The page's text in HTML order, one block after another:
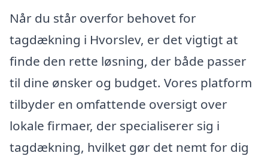
Når du står overfor behovet for
tagdækning i Hvorslev, er det vigtigt at
finde den rette løsning, der både passer
til dine ønsker og budget. Vores platform
tilbyder en omfattende oversigt over
lokale firmaer, der specialiserer sig i
tagdækning, hvilket gør det nemt for dig